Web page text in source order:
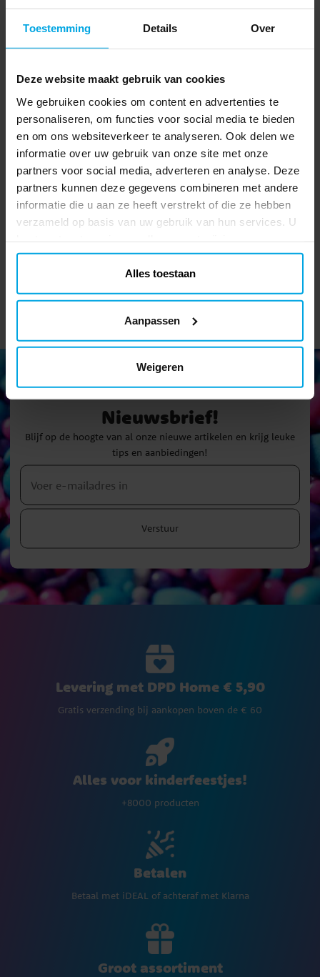
Toestemming Details Over
Deze website maakt gebruik van cookies
We gebruiken cookies om content en advertenties te
personaliseren, om functies voor social media te bieden
en om ons websiteverkeer te analyseren. Ook delen we
informatie over uw gebruik van onze site met onze
partners voor social media, adverteren en analyse. Deze
partners kunnen deze gegevens combineren met andere
informatie die u aan ze heeft verstrekt of die ze hebben
verzameld op basis van uw gebruik van hun services. U
Alles toestaan
Aanpassen
Weigeren
BEKIJKEN TOEVOEGEN
5.0
beoordeling
5 ☆
4☆
2 ☆
1 ☆
Beoordelingen (1)
Cecilia J
Nieuwsbrief!
Blijf op de hoogte van al onze nieuwe artikelen en krijg leuke
tips en aanbiedingen!
Verstuur
Levering met DPD Home € 5,90
Gratis verzending bij aankopen boven de € 60
Alles voor kinderfeestjes!
+8000 producten
Betalen
Betaal met iDEAL of achteraf met Klarna
Groot assortiment